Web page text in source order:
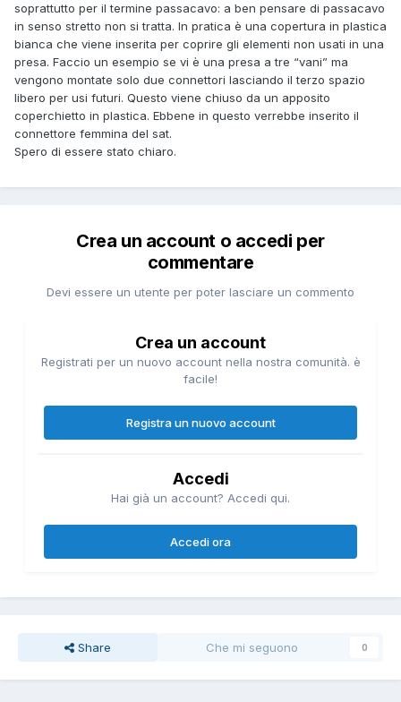
soprattutto per il termine passacavo: a ben pensare di passacavo
in senso stretto non si tratta. In pratica è una copertura in plastica
bianca che viene inserita per coprire gli elementi non usati in una
presa. Faccio un esempio se vi è una presa a tre “vani” ma
vengono montate solo due connettori lasciando il terzo spazio
libero per usi futuri. Questo viene chiuso da un apposito
coperchietto in plastica. Ebbene in questo verrebbe inserito il
connettore femmina del sat.
Spero di essere stato chiaro.
Crea un account o accedi per
commentare
Devi essere un utente per poter lasciare un commento
Crea un account
Registrati per un nuovo account nella nostra comunità. è
facile!
Registra un nuovo account
Accedi
Hai già un account? Accedi qui.
Accedi ora
Share Che mi seguono 0